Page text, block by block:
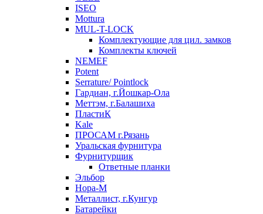
ISEO
Mottura
MUL-T-LOCK
Комплектующие для цил. замков
Комплекты ключей
NEMEF
Potent
Serrature/ Pointlock
Гардиан, г.Йошкар-Ола
Меттэм, г.Балашиха
ПластиК
Kale
ПРОСАМ г.Рязань
Уральская фурнитура
Фурнитурщик
Ответные планки
Эльбор
Нора-М
Металлист, г.Кунгур
Батарейки